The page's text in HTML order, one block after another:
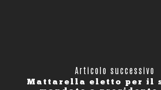
Articolo successivo
Mattarella eletto per il